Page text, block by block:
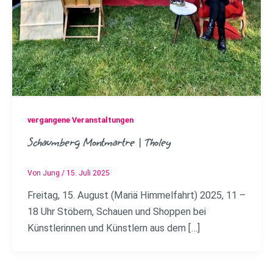
vergangene Veranstaltungen
Schaumberg Montmartre | Tholey
Von Jung / 15. Juli 2025
Freitag, 15. August (Mariä Himmelfahrt) 2025, 11 –
18 Uhr Stöbern, Schauen und Shoppen bei
Künstlerinnen und Künstlern aus dem […]